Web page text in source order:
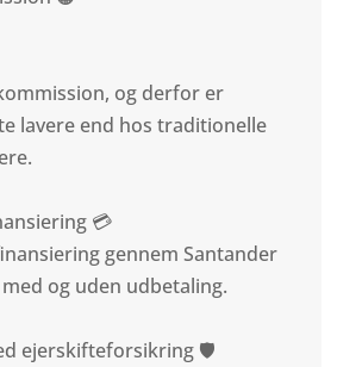
og derfor er
lavere end hos traditionelle
💳
gennem Santander
og uden udbetaling.
ejerskifteforsikring 🛡️